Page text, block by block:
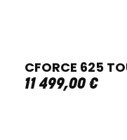
CFORCE 625
11 499,00€